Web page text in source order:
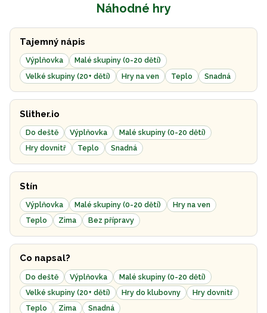
Náhodné hry
Tajemný nápis
Výplňovka
Malé skupiny (0-20 dětí)
Velké skupiny (20+ dětí)
Hry na ven Teplo Snadná
Slither.io
Do deště Výplňovka
Malé skupiny (0-20 dětí)
Hry dovnitř
Teplo Snadná
Stín
Výplňovka Malé skupiny (0-20 dětí)
Hry na ven
Teplo
Zima Bez přípravy
Co napsal?
Do deště Výplňovka
Malé skupiny (0-20 dětí)
Velké skupiny (20+ dětí)
Hry do klubovny
Hry dovnitř
Teplo
Zima Snadná